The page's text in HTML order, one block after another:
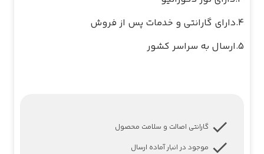
5.ارسال به سراسر کشور
گارانتی اصالت و سلامت محصول
موجود در انبار آماده ارسال